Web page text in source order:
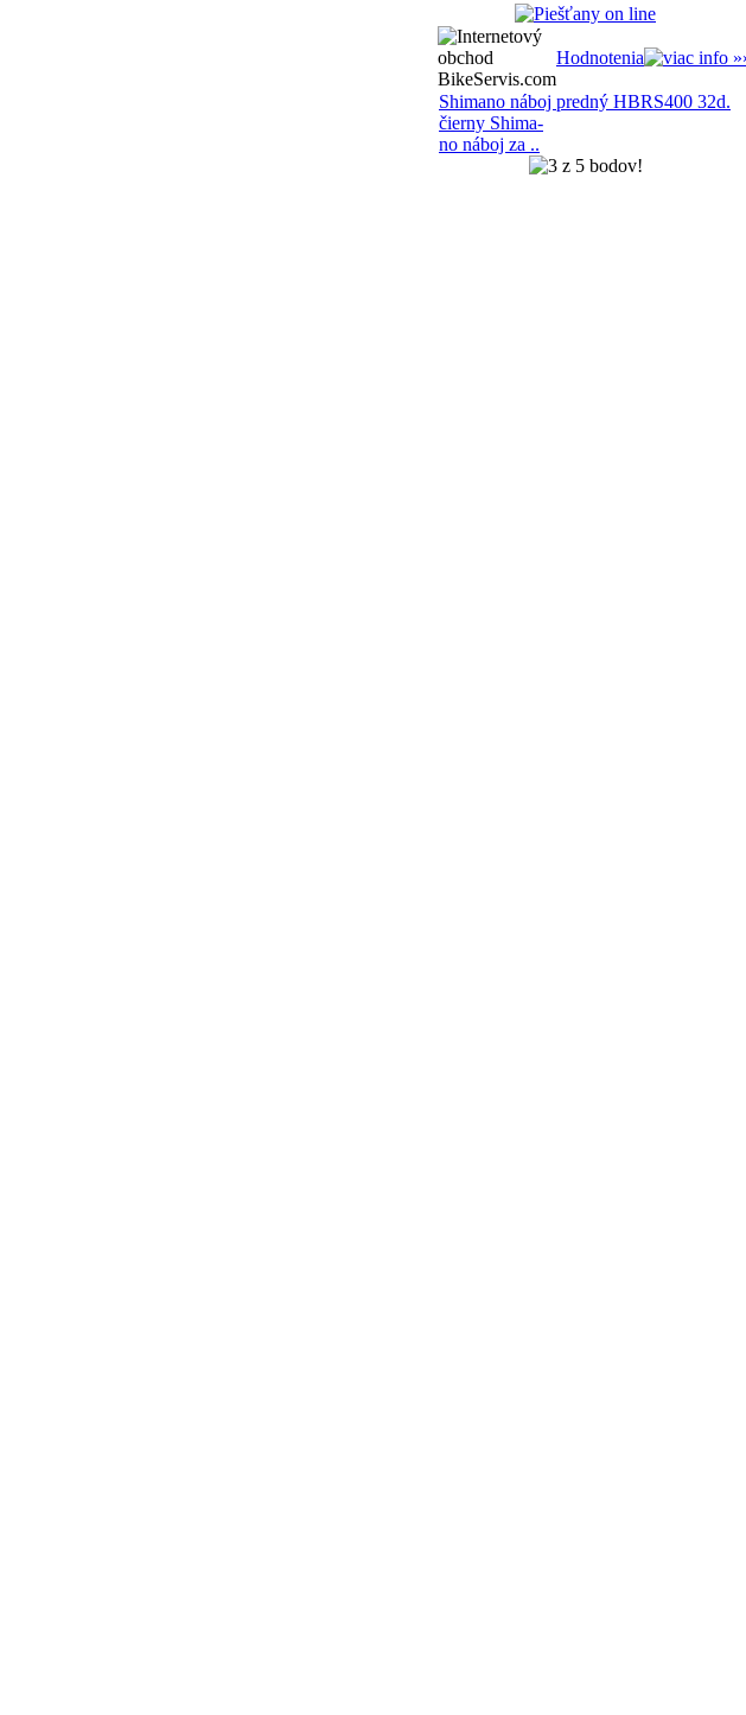
Hodnotenia
Shimano náboj predný HBRS400 32d.
čierny Shima-
no náboj za ..